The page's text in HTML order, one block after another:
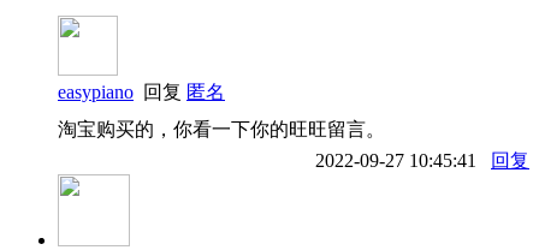
easypiano 回复 匿名
淘宝购买的，你看一下你的旺旺留言。
2022-09-27 10:45:41
回复